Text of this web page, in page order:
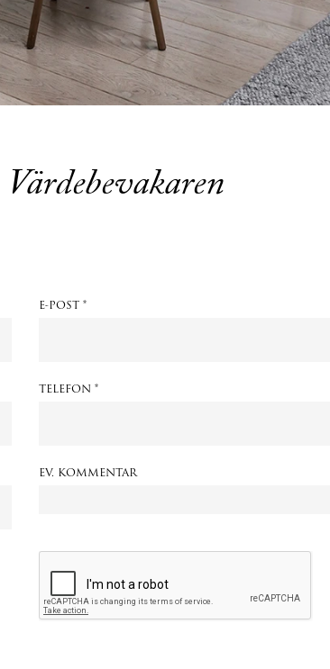
Värdebevakaren
E-POST *
TELEFON *
EV. KOMMENTAR